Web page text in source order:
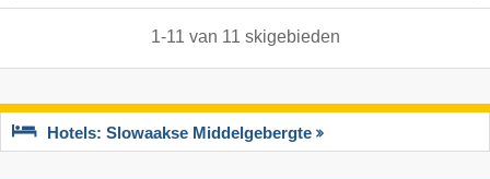
1-11 van 11 skigebieden
Hotels: Slowaakse Middelgebergte